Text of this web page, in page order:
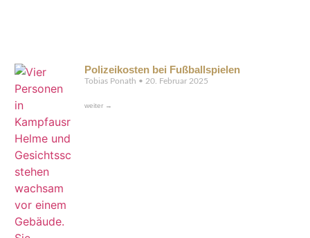
Polizeikosten bei Fußballspielen
Tobias Ponath 20. Februar 2025
weiter →